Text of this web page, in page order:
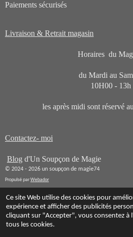
Ce site Web utilise des cookies pour
expérience et afficher des publicités
cliquant sur "Accepter", vous consentez à
tous les cookies.
Paiements sécurisés
Livraison & Retrait magasin
Horaires du
du Mardi au
10H00 - 13h
les après midi sont réservé
Contactez- moi
Blog d'Un Soupçon de Magie
© 2024 - 2026 un soupçon de magie74
Propulsé parWebador